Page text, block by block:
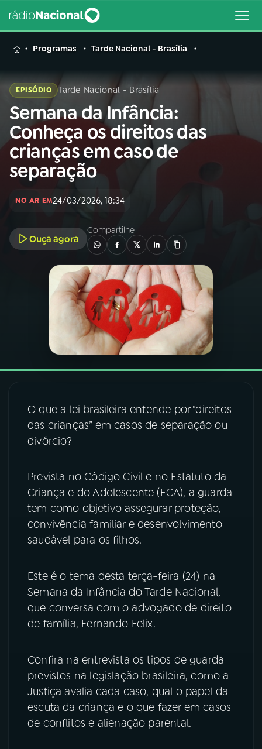
MENU
Buscar
na
Rádio
Nacional
Buscar
02A RÁDIO
PROGRAMAÇÃO
PROGRAMAS
05PODCASTS
06 VIDEOCASTS
07ÚLTIMAS
08FESTIVAL DE MÚSICA
ACOMPANHE A RÁDIO NACIONAL
YouTube
Instagram X
TikTok
Programas Tarde Nacional - Brasília
EPISÓDIO Tarde Nacional - Brasília
Semana da Infância:
Conheça os direitos das
crianças em caso de
separação
NO AR EM24/03/2026, 18:34
Ouça agora
Compartilhe
O que a lei brasileira entende por “direitos
das crianças” em casos de separação ou
divórcio?
Prevista no Código Civil e no Estatuto da
Criança e do Adolescente (ECA), a guarda
tem como objetivo assegurar proteção,
convivência familiar e desenvolvimento
saudável para os filhos.
Este é o tema desta terça-feira (24) na
Semana da Infância do Tarde Nacional,
que conversa com o advogado de direito
de família, Fernando Felix.
Confira na entrevista os tipos de guarda
previstos na legislação brasileira, como a
Justiça avalia cada caso, qual o papel da
escuta da criança e o que fazer em casos
de conflitos e alienação parental.